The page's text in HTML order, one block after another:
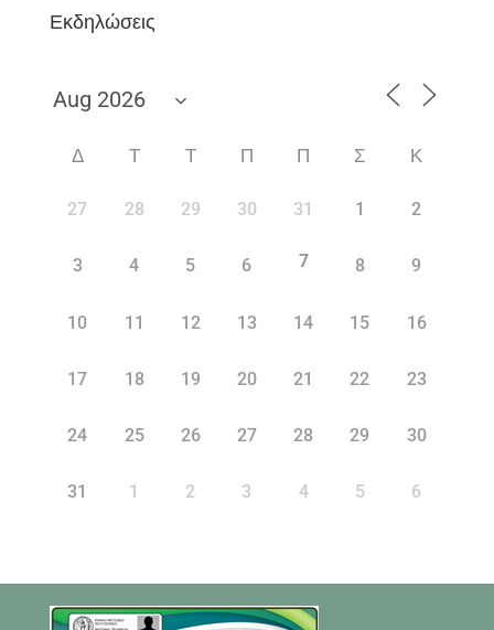
Εκδηλώσεις
Δ Τ Τ Π Π Σ Κ
27 28 29 30 31 1 2
3 4 5 6 7 8 9
10 11 12 13 14 15 16
17 18 19 20 21 22 23
24 25 26 27 28 29 30
31 1 2 3 4 5 6